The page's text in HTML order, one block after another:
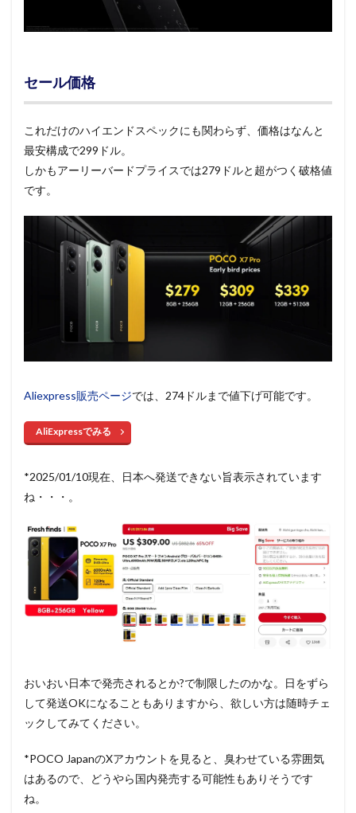
セール価格
これだけのハイエンドスペックにも関わらず、価格はなんと
最安構成で299ドル。
しかもアーリーバードプライスでは279ドルと超がつく破格値
です。
Aliexpress販売ページでは、274ドルまで値下げ可能です。
AliExpressでみる
*2025/01/10現在、日本へ発送できない旨表示されています
ね・・・。
おいおい日本で発売されるとか?で制限したのかな。日をずら
して発送OKになることもありますから、欲しい方は随時チェ
ックしてみてください。
*POCO JapanのXアカウントを見ると、臭わせている雰囲気
はあるので、どうやら国内発売する可能性もありそうです
ね。